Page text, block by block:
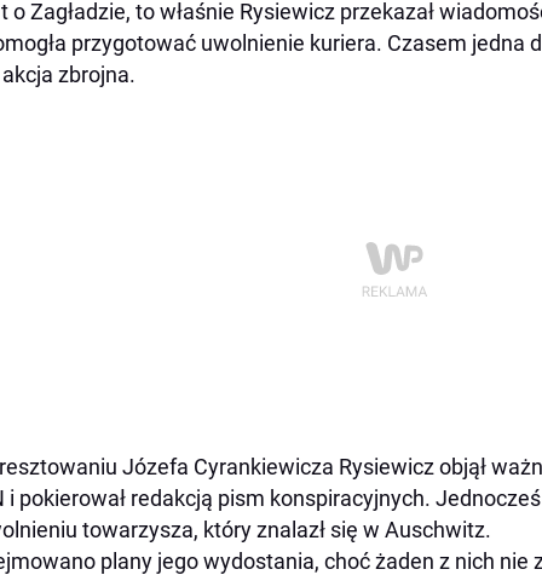
o Zagładzie, to właśnie Rysiewicz przekazał
przygotować uwolnienie kuriera. Czasem jedna
akcja zbrojna.
Józefa Cyrankiewicza Rysiewicz objął
i pokierował redakcją pism konspiracyjnych.
towarzysza, który znalazł się w Auschwitz.
plany jego wydostania, choć żaden z nich nie